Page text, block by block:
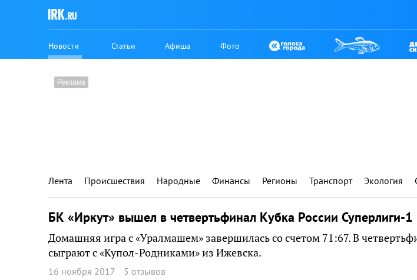
Новости Статьи Афиша Фото
Лента Происшествия Народные Финансы Регионы Транспорт Экология
БК «Иркут» вышел в четвертьфинал Кубка России Суперлиги-1
Домашняя игра с «Уралмашем» завершилась со счетом 71:67. В
сыграют с «Купол-Родниками» из Ижевска.
16 ноября 2017 5 отзывов